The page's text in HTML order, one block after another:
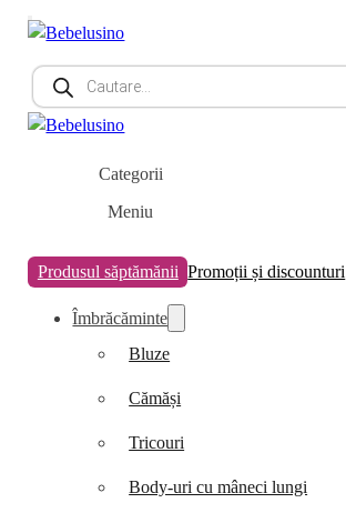
Products
search
Categorii
Meniu
Produsul săptămănii Promoții și discounturi
Îmbrăcăminte
Bluze
Cămăși
Tricouri
Body-uri cu mâneci lungi